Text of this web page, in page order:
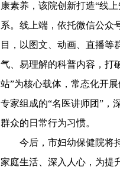
康素养，该院创新打造“线
系。线上端，依托微信公众
目，以图文、动画、直播等
气、易理解的科普内容，打
站”为核心载体，常态化开
专家组成的“名医讲师团”，
群众的日常行为习惯。
今后，市妇幼保健院将
家庭生活、深入人心，为提